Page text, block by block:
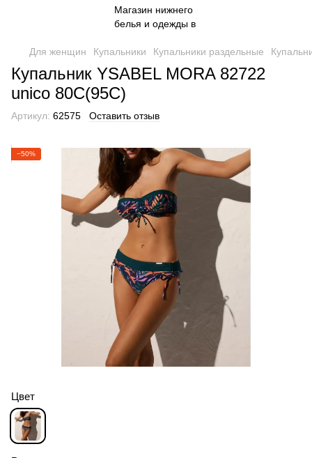
Для женщин Купальники Купальники раздельные
Купальник YSABEL MORA 82722
unico 80C(95C)
Артикул: 62575 Оставить отзыв
−50%
Цвет